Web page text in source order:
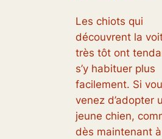
Les chiots qui
découvrent la
très tôt ont
s’y habituer plus
facilement. Si
venez d’adopter
jeune chien,
dès maintenant à